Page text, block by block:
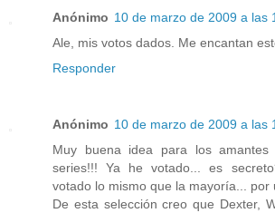
Anónimo 10 de marzo de 2009 a las
Ale, mis votos dados. Me encantan
Responder
Anónimo 10 de marzo de 2009 a las
Muy buena idea para los
series!!! Ya he votado... es
votado lo mismo que la mayoría... por
De esta selección creo que Dexter,